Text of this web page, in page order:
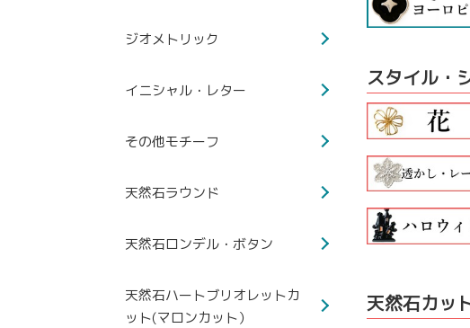
スタイル・
天然石カッ
ジオメトリック
イニシャル・レター
その他モチーフ
天然石ラウンド
天然石ロンデル・ボタン
天然石ハートブリオレットカ
ット(マロンカット）